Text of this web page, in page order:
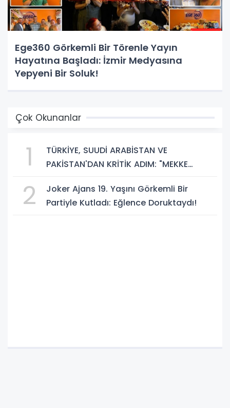
Ege360 Görkemli Bir Törenle Yayın
Hayatına Başladı: İzmir Medyasına
Yepyeni Bir Soluk!
Çok Okunanlar
1
TÜRKİYE, SUUDİ ARABİSTAN VE
PAKİSTAN'DAN KRİTİK ADIM: "MEKKE
2
Joker Ajans 19. Yaşını Görkemli Bir
Partiyle Kutladı: Eğlence Doruktaydı!